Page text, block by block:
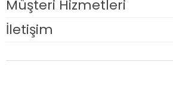
Müşteri Hizmetleri
İletişim